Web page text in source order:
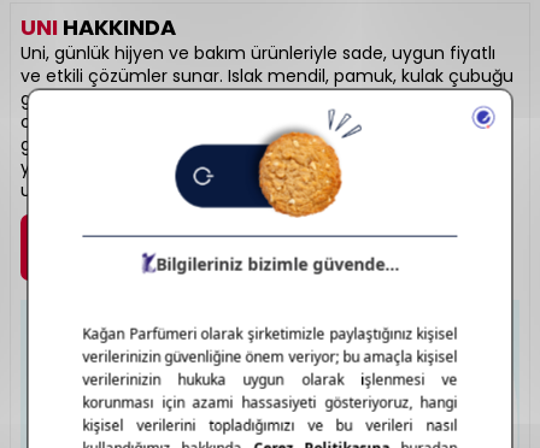
UNI HAKKINDA
Uni, günlük hijyen ve bakım ürünleriyle sade, uygun fiyatlı
ve etkili çözümler sunar. Islak mendil, pamuk, kulak çubuğu
gibi ürünleriyle pratik temizlik ihtiyaçlarını karşılar. Hassas
ciltlere uygun üretim anlayışıyla özellikle bebek bakımında
güvenle tercih edilir. Minimal tasarımı ve fonksiyonel
yapısıyla kişisel bakımda temel bir yardımcınızdır. Hijyenin
ulaşılabilir adresidir.
Marka Detayı